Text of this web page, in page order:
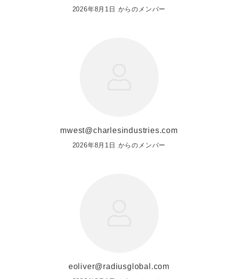
2026年8月1日 からのメンバー
mwest@charlesindustries.com
2026年8月1日 からのメンバー
eoliver@radiusglobal.com